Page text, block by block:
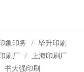
象印务
毕升印刷
刷厂
上海印刷厂
书大强印刷